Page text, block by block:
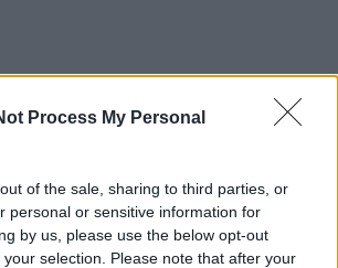
Process My Personal
of the sale, sharing to third parties, or
personal or sensitive information for
by us, please use the below opt-out
selection. Please note that after your